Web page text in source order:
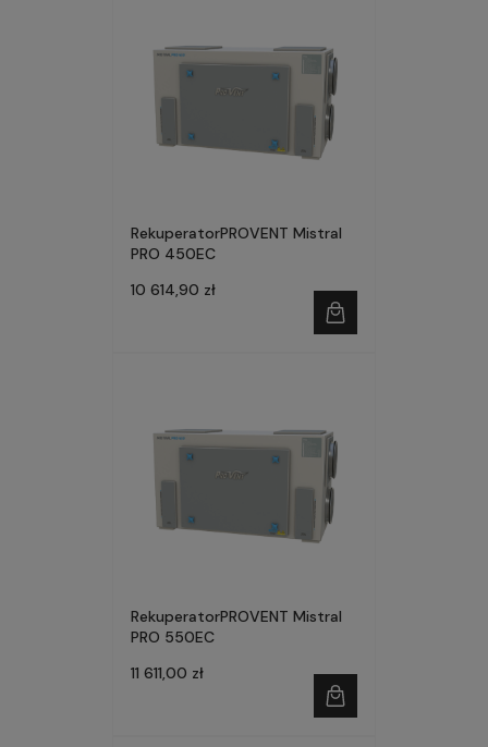
RekuperatorPROVENT Mistral
PRO 450EC
10 614,90 zł
RekuperatorPROVENT Mistral
PRO 550EC
11 611,00 zł